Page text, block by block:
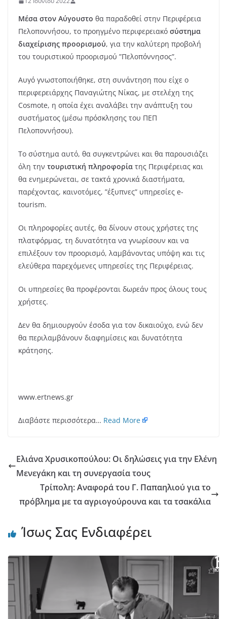
Μέσα στον Αύγουστο θα παραδοθεί στην Περιφέρεια
Πελοποννήσου, το προηγμένο περιφερειακό σύστημα
διαχείρισης προορισμού, για την καλύτερη προβολή
του τουριστικού προορισμού ”Πελοπόννησος”.
Αυγό γνωστοποιήθηκε, στη συνάντηση που είχε ο
περιφερειάρχης Παναγιώτης Νίκας, με στελέχη της
Cosmote, η οποία έχει αναλάβει την ανάπτυξη του
συστήματος (μέσω πρόσκλησης του ΠΕΠ
Πελοποννήσου).
Το σύστημα αυτό, θα συγκεντρώνει και θα παρουσιάζει
όλη την τουριστική πληροφορία της Περιφέρειας και
θα ενημερώνεται, σε τακτά χρονικά διαστήματα,
παρέχοντας, καινοτόμες, ”έξυπνες” υπηρεσίες e-
tourism.
Οι πληροφορίες αυτές, θα δίνουν στους χρήστες της
πλατφόρμας, τη δυνατότητα να γνωρίσουν και να
επιλέξουν τον προορισμό, λαμβάνοντας υπόψη και τις
ελεύθερα παρεχόμενες υπηρεσίες της Περιφέρειας.
Οι υπηρεσίες θα προφέρονται δωρεάν προς όλους τους
χρήστες.
Δεν θα δημιουργούν έσοδα για τον δικαιούχο, ενώ δεν
θα περιλαμβάνουν διαφημίσεις και δυνατότητα
κράτησης.
www.ertnews.gr
Διαβάστε περισσότερα… Read More
Ελιάνα Χρυσικοπούλου: Οι δηλώσεις για την Ελένη
Μενεγάκη και τη συνεργασία τους
Τρίπολη: Αναφορά του Γ. Παπαηλιού για το
πρόβλημα με τα αγριογούρουνα και τα τσακάλια
Ίσως Σας Ενδιαφέρει